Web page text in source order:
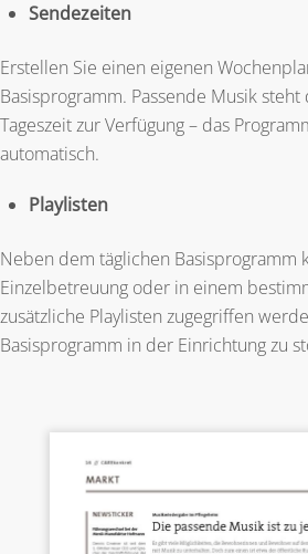
Sendezeiten
Erstellen Sie einen eigenen
Basisprogramm. Passende Musik
Tageszeit zur Verfügung – das
automatisch.
Playlisten
Neben dem täglichen Basisprogramm
Einzelbetreuung oder in einem
zusätzliche Playlisten zugegriffen
Basisprogramm in der Einrichtung zu